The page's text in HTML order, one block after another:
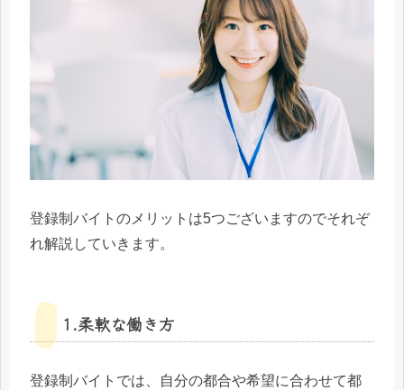
登録制バイトのメリットは5つございますのでそれぞ
れ解説していきます。
1.柔軟な働き方
登録制バイトでは、自分の都合や希望に合わせて都